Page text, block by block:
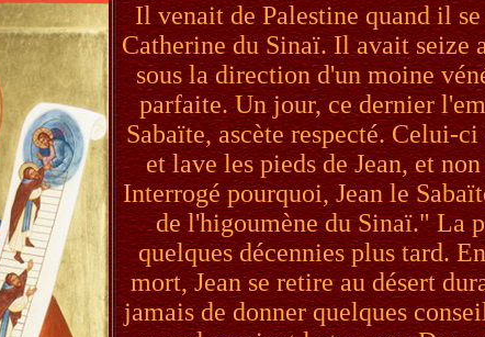
Il venait de Palestine quand il
Catherine du Sinaï. Il avait seize
sous la direction d'un moine
parfaite. Un jour, ce dernier
Sabaïte, ascète respecté. Celui-
et lave les pieds de Jean, et
Interrogé pourquoi, Jean le
de l'higoumène du Sinaï." La
quelques décennies plus tard.
mort, Jean se retire au désert
jamais de donner quelques